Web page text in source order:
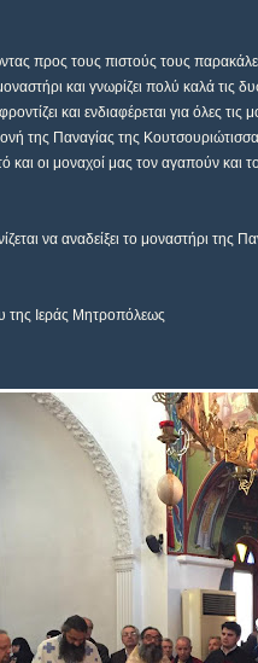
προς τους πιστούς τους
και γνωρίζει πολύ καλά τις
και ενδιαφέρεται για όλες
της Παναγίας της
και οι μοναχοί μας τον αγαπούν και
να αναδείξει το μοναστήρι της
της Ιεράς Μητροπόλεως